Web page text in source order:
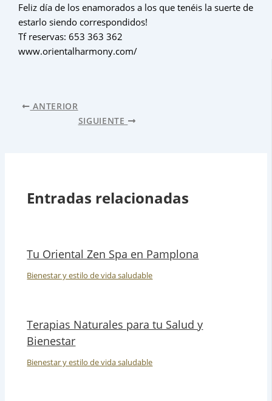
Feliz día de los enamorados a los que tenéis la suerte de
estarlo siendo correspondidos!
Tf reservas: 653 363 362
www.orientalharmony.com/
ANTERIOR
SIGUIENTE
Entradas relacionadas
Tu Oriental Zen Spa en Pamplona
Bienestar y estilo de vida saludable
Terapias Naturales para tu Salud y
Bienestar
Bienestar y estilo de vida saludable